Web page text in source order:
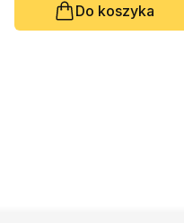
Do koszyka